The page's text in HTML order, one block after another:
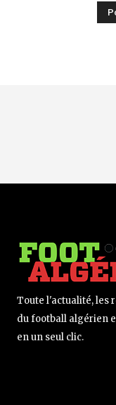
Toute l'actualité, les
du football algérien
en un seul clic.